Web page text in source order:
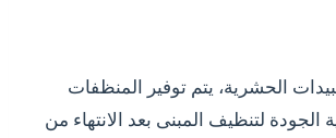
الحشرية، يتم توفير المنظفات
الجودة لتنظيف المبنى بعد الانتهاء من